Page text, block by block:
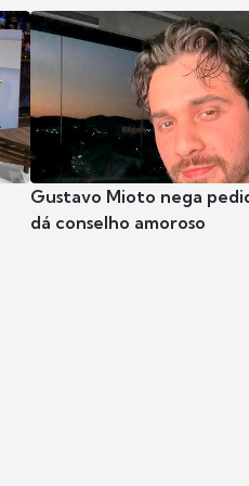
Gustavo Mioto nega
dá conselho amoroso